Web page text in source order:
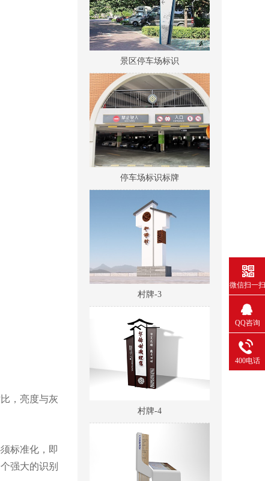
，亮度与灰
标准化，即
强大的识别
景区停车场标识
停车场标识标牌
村牌-3 微信扫一扫
QQ咨询
400电话